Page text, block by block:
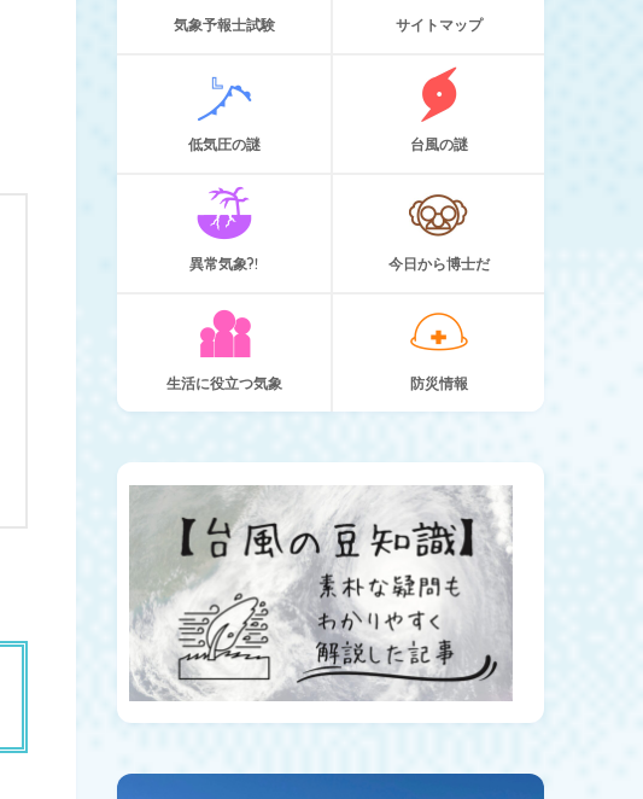
気象予報士試験 サイトマップ
低気圧の謎 台風の謎
異常気象?! 今日から博士だ
生活に役立つ気象 防災情報